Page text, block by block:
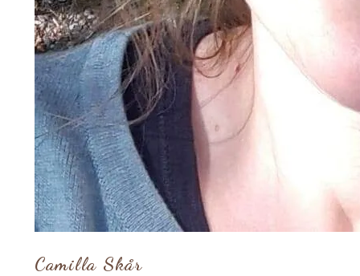
Camilla Skår